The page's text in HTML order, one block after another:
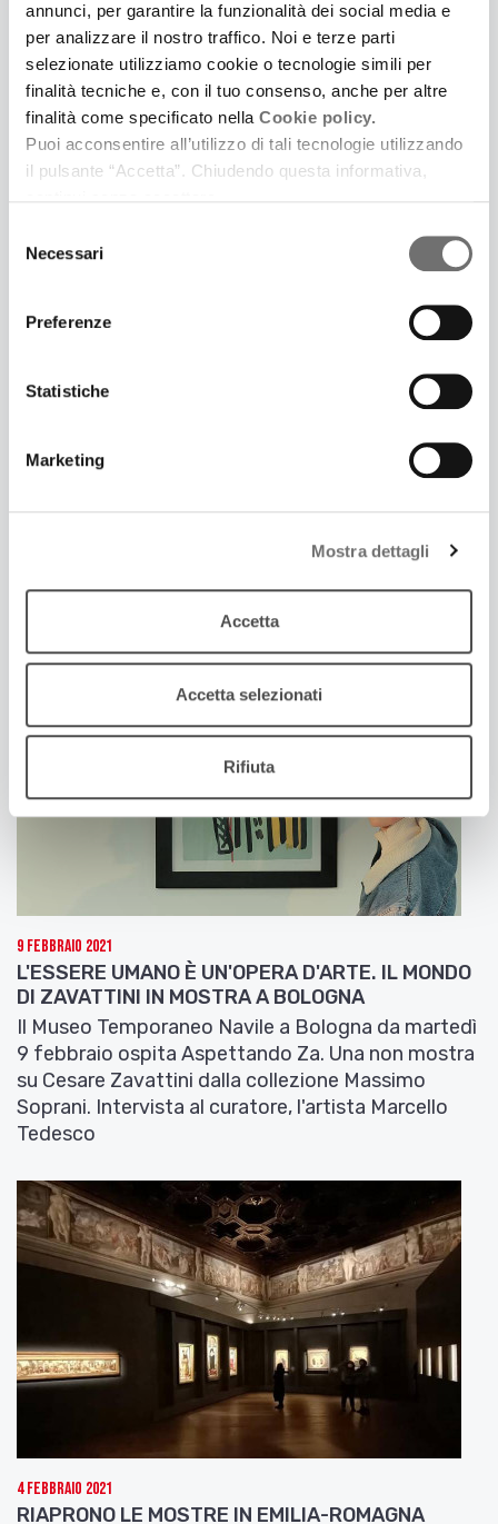
annunci, per garantire la funzionalità dei social media e
per analizzare il nostro traffico. Noi e terze parti
selezionate utilizziamo cookie o tecnologie simili per
finalità tecniche e, con il tuo consenso, anche per altre
finalità come specificato nella Cookie policy.
Puoi acconsentire all’utilizzo di tali tecnologie utilizzando
il pulsante “Accetta”. Chiudendo questa informativa,
delNecessari
Preferenze
Statistiche
Marketing
Mostra dettagli
Accetta
Accetta selezionati
Rifiuta
paesaggio (14 marzo), la Regione presenta il
volume fotografico dedicato alle campagne
dell’Emilia-Romagna
UNA MOSTRA A BAGNACAVALLO RACCONTA
L'esposizione (18 febbraio-2 maggio 2021)
pittore di origine bagnacavallese. Intervista al
direttore del museo, Diego Galizzi
9 Febbraio 2021
L'ESSERE UMANO È UN'OPERA D'ARTE. IL MONDO
DI ZAVATTINI IN MOSTRA A BOLOGNA
Il Museo Temporaneo Navile a Bologna da martedì
9 febbraio ospita Aspettando Za. Una non mostra
su Cesare Zavattini dalla collezione Massimo
Soprani. Intervista al curatore, l'artista Marcello
Tedesco
4 Febbraio 2021
RIAPRONO LE MOSTRE IN EMILIA-ROMAGNA